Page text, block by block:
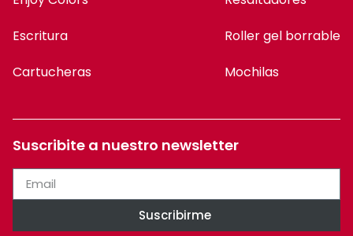
Escritura
Cartucheras
Roller gel borrable
Mochilas
Suscribite a nuestro newsletter
Suscribirme